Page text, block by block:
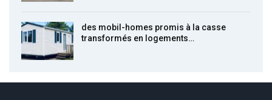
des mobil-homes promis à la casse
transformés en logements…